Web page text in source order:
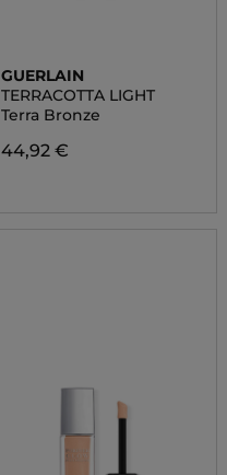
GUERLAIN
TERRACOTTA LIGHT
Terra Bronze
44,92 €